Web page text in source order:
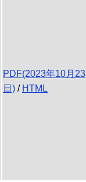
PDF(2023年10月23
日) / HTML